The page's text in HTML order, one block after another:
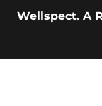
Wellspect. A